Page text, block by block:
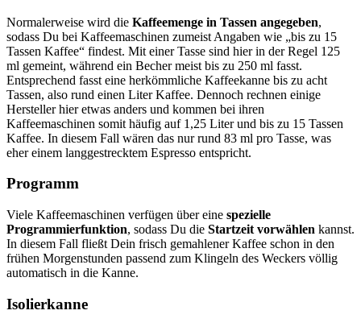
Normalerweise wird die Kaffeemenge in Tassen angegeben,
sodass Du bei Kaffeemaschinen zumeist Angaben wie „bis zu 15
Tassen Kaffee“ findest. Mit einer Tasse sind hier in der Regel 125
ml gemeint, während ein Becher meist bis zu 250 ml fasst.
Entsprechend fasst eine herkömmliche Kaffeekanne bis zu acht
Tassen, also rund einen Liter Kaffee. Dennoch rechnen einige
Hersteller hier etwas anders und kommen bei ihren
Kaffeemaschinen somit häufig auf 1,25 Liter und bis zu 15 Tassen
Kaffee. In diesem Fall wären das nur rund 83 ml pro Tasse, was
eher einem langgestrecktem Espresso entspricht.
Programm
Viele Kaffeemaschinen verfügen über eine spezielle
Programmierfunktion, sodass Du die Startzeit vorwählen kannst.
In diesem Fall fließt Dein frisch gemahlener Kaffee schon in den
frühen Morgenstunden passend zum Klingeln des Weckers völlig
automatisch in die Kanne.
Isolierkanne